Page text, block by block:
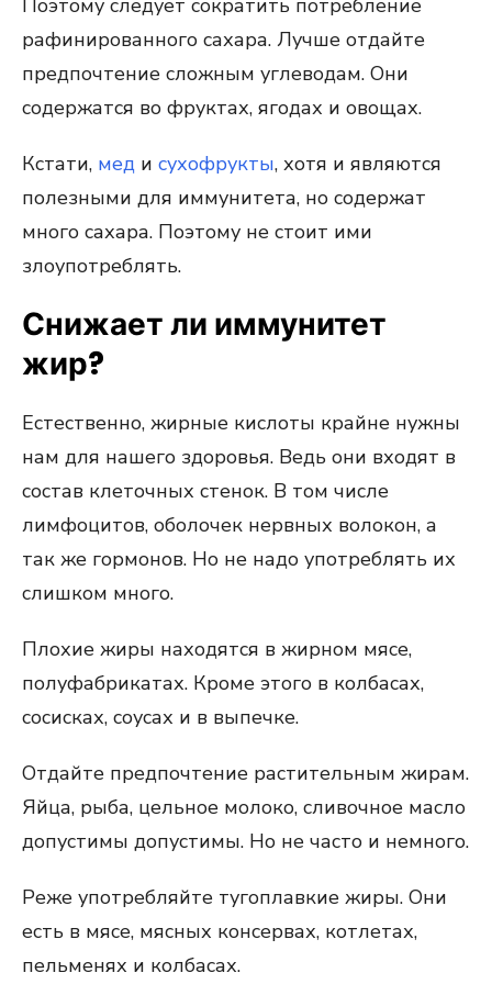
Поэтому следует сократить потребление
рафинированного сахара. Лучше отдайте
предпочтение сложным углеводам. Они
содержатся во фруктах, ягодах и овощах.
Кстати, мед и сухофрукты, хотя и являются
полезными для иммунитета, но содержат
много сахара. Поэтому не стоит ими
злоупотреблять.
Снижает ли иммунитет
жир?
Естественно, жирные кислоты крайне нужны
нам для нашего здоровья. Ведь они входят в
состав клеточных стенок. В том числе
лимфоцитов, оболочек нервных волокон, а
так же гормонов. Но не надо употреблять их
слишком много.
Плохие жиры находятся в жирном мясе,
полуфабрикатах. Кроме этого в колбасах,
сосисках, соусах и в выпечке.
Отдайте предпочтение растительным жирам.
Яйца, рыба, цельное молоко, сливочное масло
допустимы допустимы. Но не часто и немного.
Реже употребляйте тугоплавкие жиры. Они
есть в мясе, мясных консервах, котлетах,
пельменях и колбасах.